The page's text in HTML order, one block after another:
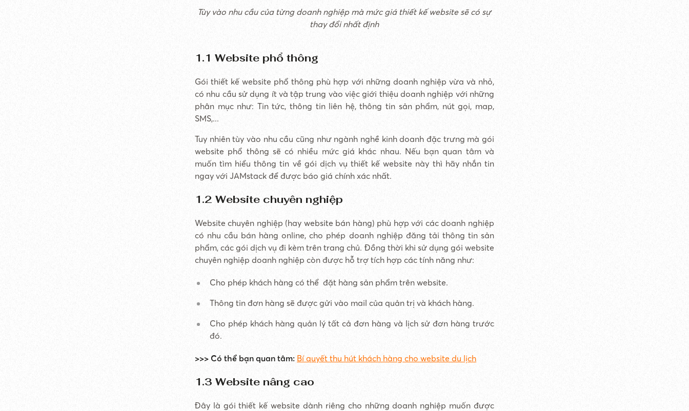
Tùy vào nhu cầu của từng doanh nghiệp mà mức giá thiết kế website sẽ có sự
thay đổi nhất định
1.1 Website phổ thông
Gói thiết kế website phổ thông phù hợp với những doanh nghiệp vừa và nhỏ,
có nhu cầu sử dụng ít và tập trung vào việc giới thiệu doanh nghiệp với những
phân mục như: Tin tức, thông tin liên hệ, thông tin sản phẩm, nút gọi, map,
SMS,...
Tuy nhiên tùy vào nhu cầu cũng như ngành nghề kinh doanh đặc trưng mà gói
website phổ thông sẽ có nhiều mức giá khác nhau. Nếu bạn quan tâm và
muốn tìm hiểu thông tin về gói dịch vụ thiết kế website này thì hãy nhắn tin
ngay với JAMstack để được báo giá chính xác nhất.
1.2 Website chuyên nghiệp
Website chuyên nghiệp (hay website bán hàng) phù hợp với các doanh nghiệp
có nhu cầu bán hàng online, cho phép doanh nghiệp đăng tải thông tin sản
phẩm, các gói dịch vụ đi kèm trên trang chủ. Đồng thời khi sử dụng gói website
chuyên nghiệp doanh nghiệp còn được hỗ trợ tích hợp các tính năng như:
Cho phép khách hàng có thể đặt hàng sản phẩm trên website.
Thông tin đơn hàng sẽ được gửi vào mail của quản trị và khách hàng.
Cho phép khách hàng quản lý tất cả đơn hàng và lịch sử đơn hàng trước
đó.
>>> Có thể bạn quan tâm: Bí quyết thu hút khách hàng cho website du lịch
1.3 Website nâng cao
Đây là gói thiết kế website dành riêng cho những doanh nghiệp muốn được